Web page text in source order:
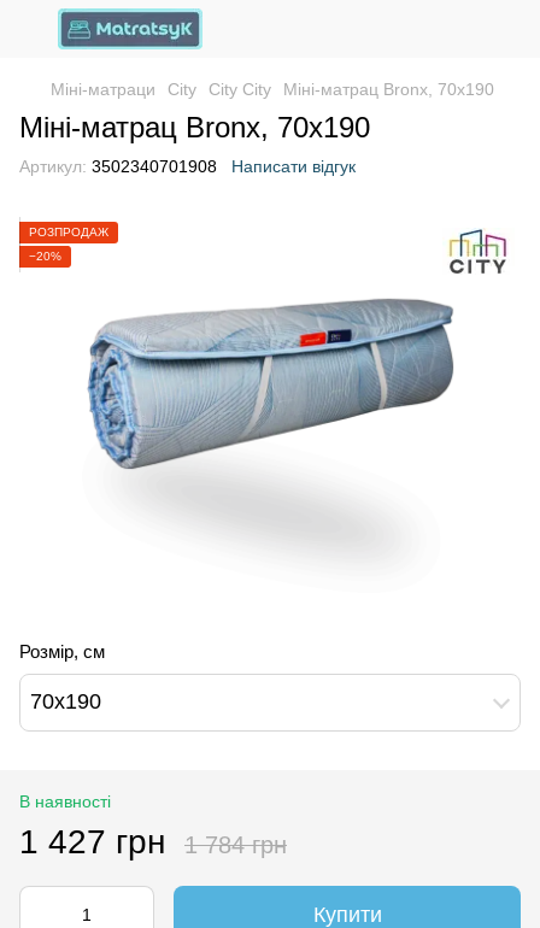
Міні-матраци City City City Міні-матрац Bronx, 70х190
Міні-матрац Bronx, 70х190
Артикул: 3502340701908 Написати відгук
РОЗПРОДАЖ
−20%
Розмір, см
70х190
В наявності
1 427 грн 1 784 грн
Купити